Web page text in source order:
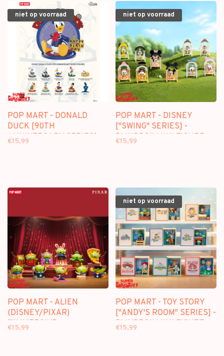
niet op voorraad
POP MART - DONALD
DUCK [90TH
ANNIVERSARY SERIES] -
€15,99
niet op voorraad
POP MART - DISNEY
["SWING" SERIES] -
BLINDBOX MINI FIGURE
€15,99
POP MART - ALIEN
(DISNEY/PIXAR)
["IMMERSIVE
€15,99
niet op voorraad
POP MART - TOY STORY
["ANDY'S ROOM" SERIES] -
BLINDBOX MINI FIGURE
€15,99